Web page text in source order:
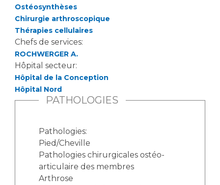
Lieu de santé sans tabac
Ostéosynthèses
Chirurgie arthroscopique
Thérapies cellulaires
Chefs de services:
ROCHWERGER A.
Hôpital secteur:
Hôpital de la Conception
Hôpital Nord
PATHOLOGIES
Pathologies:
Pied/Cheville
Pathologies chirurgicales ostéo-
articulaire des membres
Arthrose